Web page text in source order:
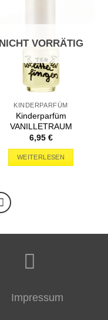
NICHT VORRÄTIG
KINDERPARFÜM
Kinderparfüm
VANILLETRAUM
6,95 €
WEITERLESEN
Impressum